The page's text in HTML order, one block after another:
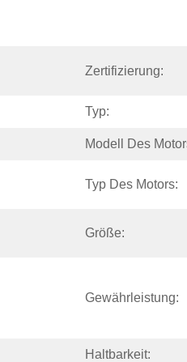
Zertifizierung:
Typ:
Modell Des
Typ Des Motors:
Größe:
Gewährleistung:
Haltbarkeit: